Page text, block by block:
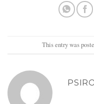
This entry was